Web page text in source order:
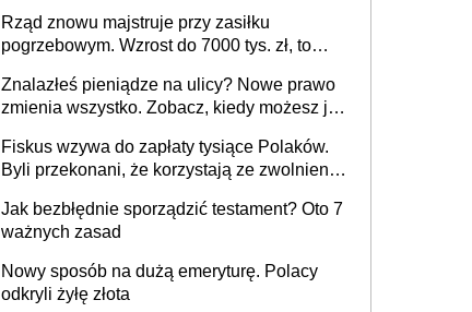
Rząd znowu majstruje przy zasiłku
pogrzebowym. Wzrost do 7000 tys. zł, to
Znalazłeś pieniądze na ulicy? Nowe prawo
zmienia wszystko. Zobacz, kiedy możesz je
Fiskus wzywa do zapłaty tysiące Polaków.
Byli przekonani, że korzystają ze zwolnienia
Jak bezbłędnie sporządzić testament? Oto 7
ważnych zasad
Nowy sposób na dużą emeryturę. Polacy
odkryli żyłę złota